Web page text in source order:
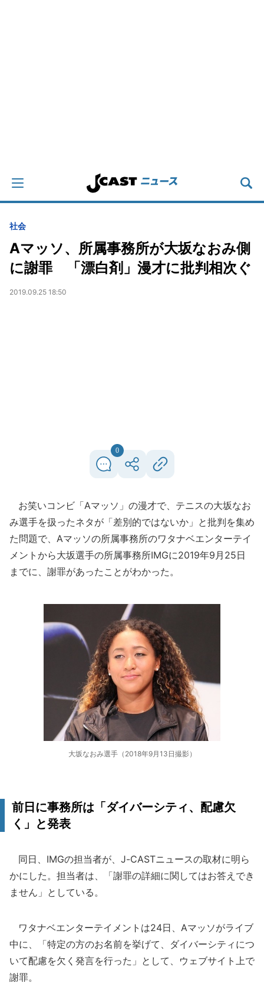
社会
Aマッソ、所属事務所が大坂なおみ側
に謝罪 「漂白剤」漫才に批判相次ぐ
2019.09.25 18:50
0
お笑いコンビ「Aマッソ」の漫才で、テニスの大坂なお
み選手を扱ったネタが「差別的ではないか」と批判を集め
た問題で、Aマッソの所属事務所のワタナベエンターテイ
メントから大坂選手の所属事務所IMGに2019年9月25日
までに、謝罪があったことがわかった。
大坂なおみ選手（2018年9月13日撮影）
前日に事務所は「ダイバーシティ、配慮欠
く」と発表
同日、IMGの担当者が、J-CASTニュースの取材に明ら
かにした。担当者は、「謝罪の詳細に関してはお答えでき
ません」としている。
ワタナベエンターテイメントは24日、Aマッソがライブ
中に、「特定の方のお名前を挙げて、ダイバーシティにつ
いて配慮を欠く発言を行った」として、ウェブサイト上で
謝罪。